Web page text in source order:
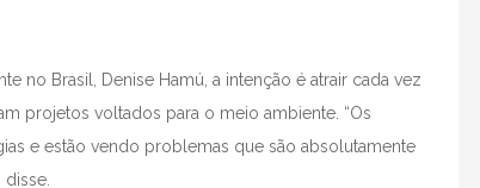
no Brasil, Denise Hamú, a intenção é atrair cada vez
projetos voltados para o meio ambiente. “Os
e estão vendo problemas que são absolutamente